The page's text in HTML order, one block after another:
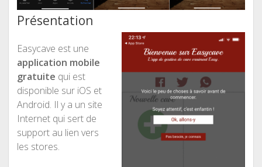
Présentation
Easycave est une
application mobile
gratuite qui est
disponible sur iOS et
Android. Il y a un site
Internet qui sert de
support au lien vers
les stores.